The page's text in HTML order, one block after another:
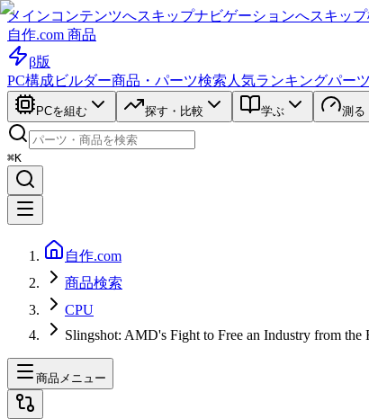
メインコンテンツへスキップナビゲーションへスキップ
自作.com 商品
β版
PC構成ビルダー商品・パーツ検索 人気ランキングパー
PCを組む 探す・比較 学ぶ 測る
⌘K
自作.com
商品検索
CPU
Slingshot: AMD's Fight to Free an Industry from
商品メニュー